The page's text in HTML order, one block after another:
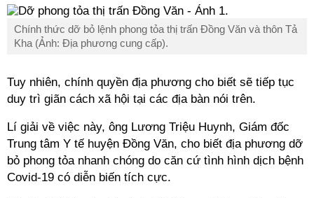
Chính thức dỡ bỏ lệnh phong tỏa thị trấn Đồng Văn và thôn Tả
Kha (Ảnh: Địa phương cung cấp).
Tuy nhiên, chính quyền địa phương cho biết sẽ tiếp tục
duy trì giãn cách xã hội tại các địa bàn nói trên.
Lí giải về việc này, ông Lương Triệu Huynh, Giám đốc
Trung tâm Y tế huyện Đồng Văn, cho biết địa phương dỡ
bỏ phong tỏa nhanh chóng do căn cứ tình hình dịch bệnh
Covid-19 có diễn biến tích cực.